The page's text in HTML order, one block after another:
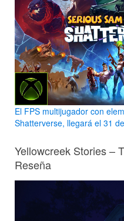
El FPS multijugador con
Shatterverse, llegará el 31
Yellowcreek Stories –
Reseña